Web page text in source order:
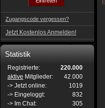
Zugangscode vergessen?
Jetzt Kostenlos Anmelden!
Statistik
Registrierte:
220.000
aktive Mitglieder:
42.000
-> Jetzt online:
1019
-> Eingeloggt:
832
-> Im Chat:
305